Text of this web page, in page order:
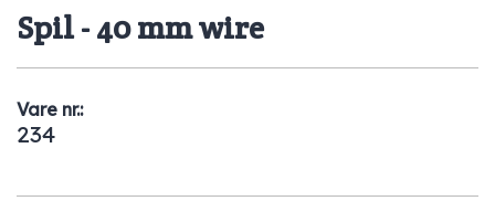
Spil - 40 mm wire
Vare nr.:
234